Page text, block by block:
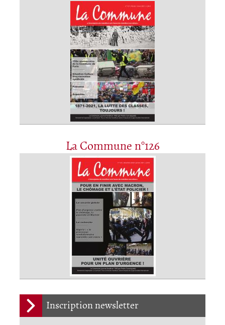
La Commune n°126
Inscription newsletter